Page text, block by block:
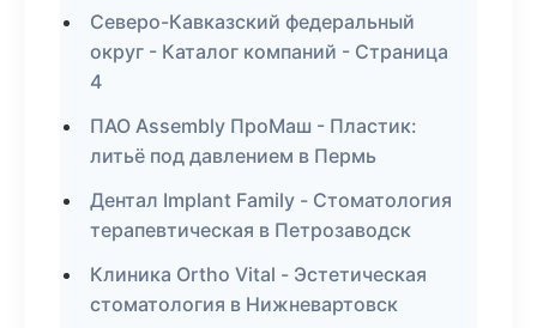
Северо-Кавказский федеральный
округ - Каталог компаний - Страница
4
ПАО Assembly ПроМаш - Пластик:
литьё под давлением в Пермь
Дентал Implant Family - Стоматология
терапевтическая в Петрозаводск
Клиника Ortho Vital - Эстетическая
стоматология в Нижневартовск